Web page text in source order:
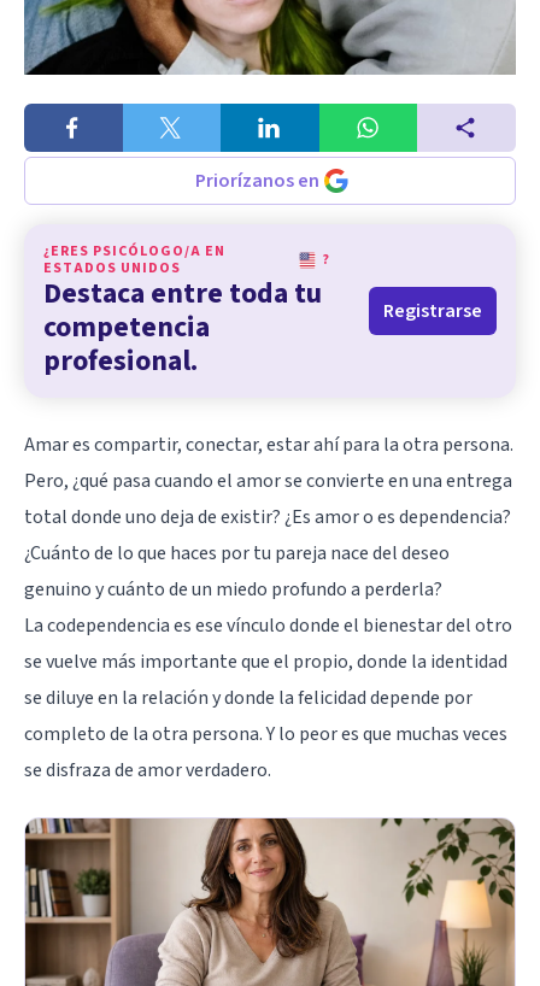
Priorízanos en
¿ERES PSICÓLOGO/A EN
ESTADOS UNIDOS
?
Destaca entre toda tu
competencia
profesional.
Registrarse
Amar es compartir, conectar, estar ahí para la otra persona.
Pero, ¿qué pasa cuando el amor se convierte en una entrega
total donde uno deja de existir? ¿Es amor o es dependencia?
¿Cuánto de lo que haces por tu pareja nace del deseo
genuino y cuánto de un miedo profundo a perderla?
La codependencia es ese vínculo donde el bienestar del otro
se vuelve más importante que el propio, donde la identidad
se diluye en la relación y donde la felicidad depende por
completo de la otra persona. Y lo peor es que muchas veces
se disfraza de amor verdadero.